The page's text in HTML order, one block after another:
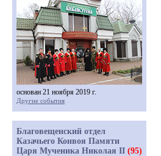
основан 21 ноября 2019 г.
Другие события
Благовещенский отдел
Казачьего Конвоя Памяти
Царя Мученика Николая II (95)